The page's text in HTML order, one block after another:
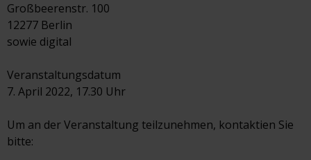
Großbeerenstr. 100
12277 Berlin
sowie digital
Veranstaltungsdatum
7. April 2022, 17.30 Uhr
Um an der Veranstaltung teilzunehmen, kontaktien Sie
bitte: